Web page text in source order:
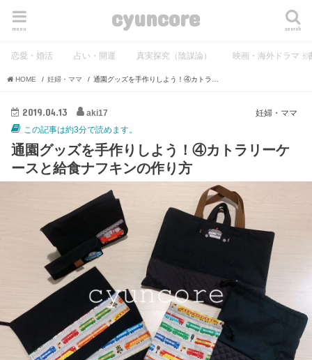
cyuncore search
menu
恋愛・婚活 占い・開運 真実探究（陰謀論） 映画・海外ドラマ・
HOME 妊婦・ママ
妊婦・ママ
2019.04.13
aki17
この記事は約3分で読めます。
通園グッズを手作りしよう！④カトラリーケ
ースと給食ナフキンの作り方